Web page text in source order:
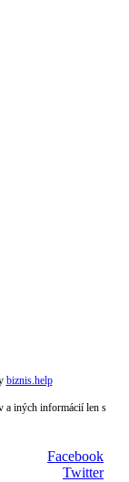
biznis.help
a iných informácií len s
Facebook
Twitter